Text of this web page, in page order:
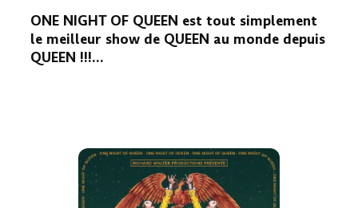
ONE NIGHT OF QUEEN est tout simplement
le meilleur show de QUEEN au monde depuis
QUEEN !!!…